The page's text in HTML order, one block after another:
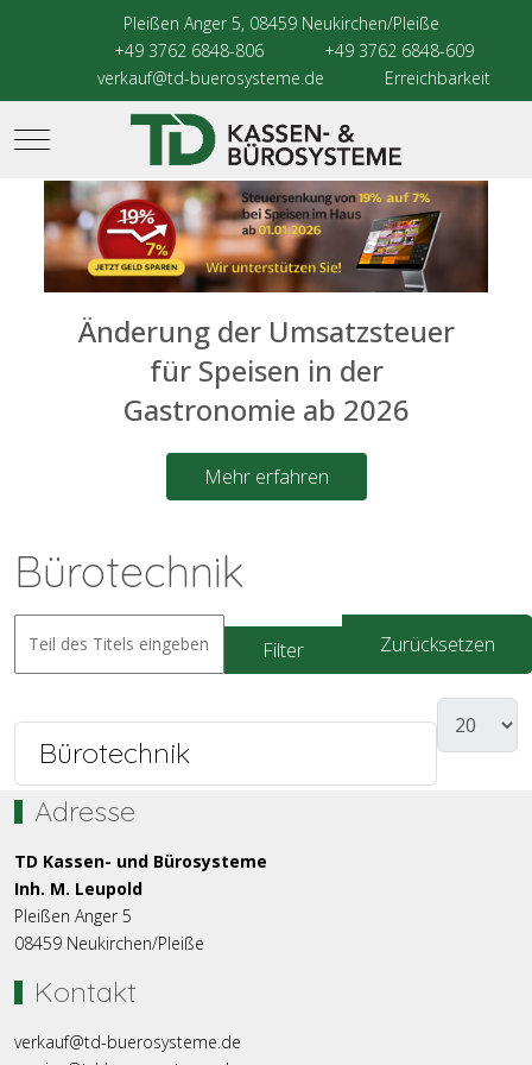
Pleißen Anger 5, 08459 Neukirchen/Pleiße
+49 3762 6848-806
+49 3762 6848-609
verkauf@td-buerosysteme.de
Erreichbarkeit
Mobile Menu Toggle
Änderung der Umsatzsteuer
für Speisen in der
Gastronomie ab 2026
Mehr erfahren
Bürotechnik
Filter Zurücksetzen
Bürotechnik
Adresse
TD Kassen- und Bürosysteme
Inh. M. Leupold
Pleißen Anger 5
08459 Neukirchen/Pleiße
Kontakt
verkauf@td-buerosysteme.de